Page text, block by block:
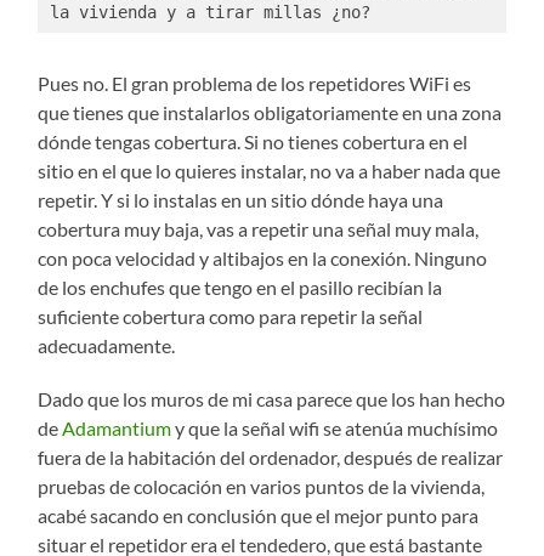
la vivienda y a tirar millas ¿no?
Pues no. El gran problema de los repetidores WiFi es
que tienes que instalarlos obligatoriamente en una zona
dónde tengas cobertura. Si no tienes cobertura en el
sitio en el que lo quieres instalar, no va a haber nada que
repetir. Y si lo instalas en un sitio dónde haya una
cobertura muy baja, vas a repetir una señal muy mala,
con poca velocidad y altibajos en la conexión. Ninguno
de los enchufes que tengo en el pasillo recibían la
suficiente cobertura como para repetir la señal
adecuadamente.
Dado que los muros de mi casa parece que los han hecho
deAdamantiumy que la señal wifi se atenúa muchísimo
fuera de la habitación del ordenador, después de realizar
pruebas de colocación en varios puntos de la vivienda,
acabé sacando en conclusión que el mejor punto para
situar el repetidor era el tendedero, que está bastante